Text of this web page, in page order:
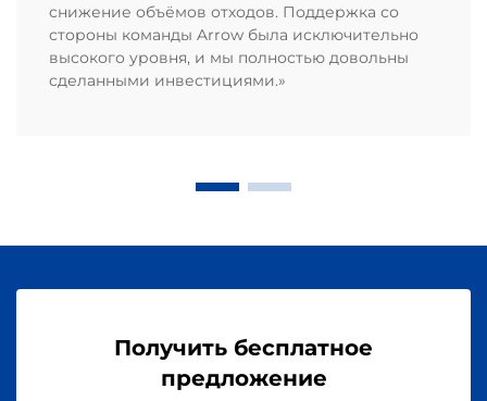
снижение объёмов отходов. Поддержка со
стороны команды Arrow была исключительно
высокого уровня, и мы полностью довольны
сделанными инвестициями.»
Получить бесплатное
предложение